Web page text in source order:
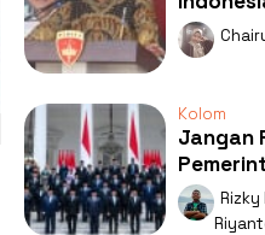
Ada di
Kolom
Jangan
Kerja:
Publik
Rizky